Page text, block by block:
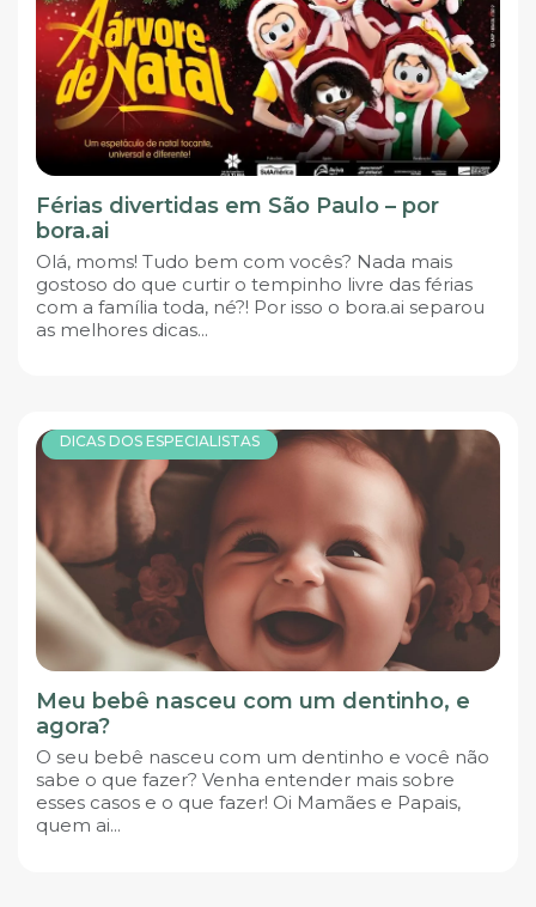
Férias divertidas em São Paulo – por
bora.ai
Olá, moms! Tudo bem com vocês? Nada mais
gostoso do que curtir o tempinho livre das férias
com a família toda, né?! Por isso o bora.ai separou
as melhores dicas...
DICAS DOS ESPECIALISTAS
Meu bebê nasceu com um dentinho, e
agora?
O seu bebê nasceu com um dentinho e você não
sabe o que fazer? Venha entender mais sobre
esses casos e o que fazer! Oi Mamães e Papais,
quem ai...